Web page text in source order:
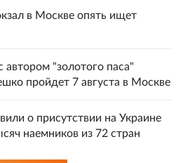
в Москве опять ищет
автором "золотого паса"
пройдет 7 августа в Москве
о присутствии на Украине
наемников из 72 стран